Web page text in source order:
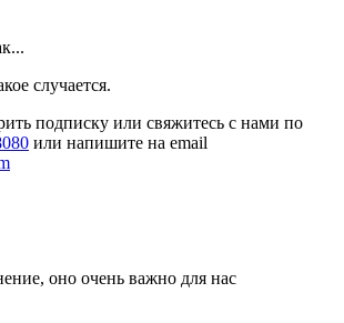
случается.
подписку или свяжитесь с нами по
или напишите на email
оно очень важно для нас